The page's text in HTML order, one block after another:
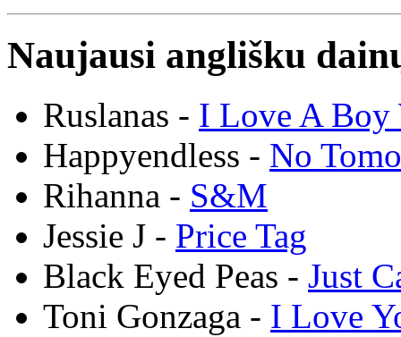
Naujausi anglišku
Ruslanas - I Love A Boy
Happyendless - No
Rihanna - S&M
Jessie J - Price Tag
Black Eyed Peas - Just
Toni Gonzaga - I Love